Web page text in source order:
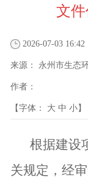
文
2026-07-03 16:42
来源： 永州市生态
作者：
【字体： 大 中 小】
根据建设
关规定，经审